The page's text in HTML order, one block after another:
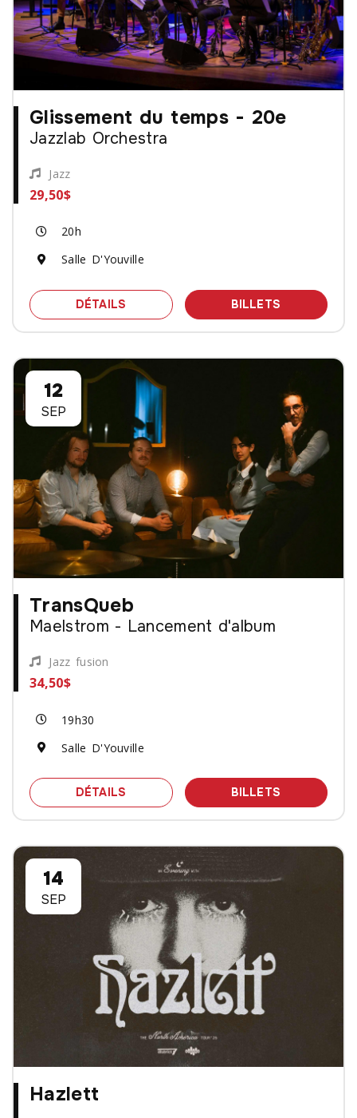
Glissement du temps - 20e
Jazzlab Orchestra
Jazz
29,50$
20h
Salle D'Youville
DÉTAILS SPECTACLE GLISSEMENT DU
BILLETS DES
12
SEP
TransQueb
Maelstrom - Lancement d'album
Jazz fusion
34,50$
19h30
Salle D'Youville
DÉTAILS SPECTACLE TRANSQUEB -
BILLETS DES
14
SEP
Hazlett